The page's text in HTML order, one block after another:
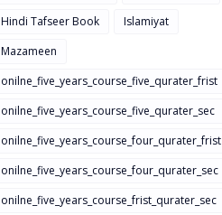
Hindi Tafseer Book
Islamiyat
Mazameen
onilne_five_years_course_five_qurater_frist
onilne_five_years_course_five_qurater_sec
onilne_five_years_course_four_qurater_frist
onilne_five_years_course_four_qurater_sec
onilne_five_years_course_frist_qurater_sec